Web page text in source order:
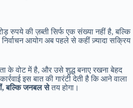
रुपये की ज़ब्ती सिर्फ एक संख्या नहीं है, बल्कि
आयोग अब पहले से कहीं ज़्यादा सक्रिय
के वोट में है, और उसे शुद्ध बनाए रखना बेहद
इस बात की गारंटी देती है कि आने वाला
बल्कि जनबल सेतय होगा।